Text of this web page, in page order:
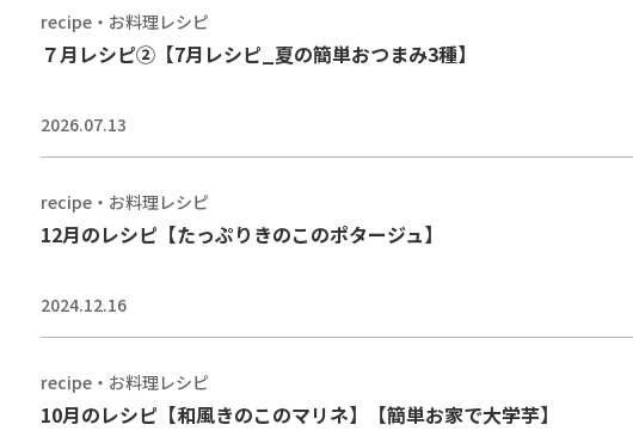
recipe・お料理レシピ
７月レシピ②【7月レシピ_夏の簡単おつまみ3種】
2026.07.13
recipe・お料理レシピ
12月のレシピ【たっぷりきのこのポタージュ】
2024.12.16
recipe・お料理レシピ
10月のレシピ【和風きのこのマリネ】【簡単お家で大学芋】